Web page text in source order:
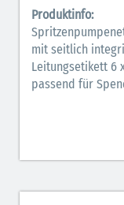
Produktinfo:
mit seitlich
Leitungsetikett 6
passend für